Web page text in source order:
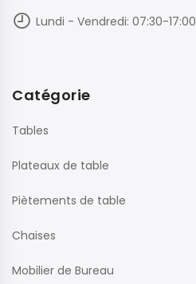
Lundi - Vendredi: 07:30-17:00
Catégorie
Tables
Plateaux de table
Piètements de table
Chaises
Mobilier de Bureau